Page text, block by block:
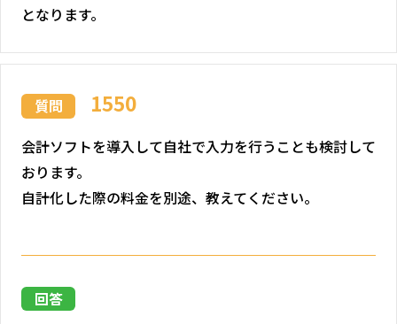
となります。
質問 1550
会計ソフトを導入して自社で入力を行うことも検討して
おります。
自計化した際の料金を別途、教えてください。
回答